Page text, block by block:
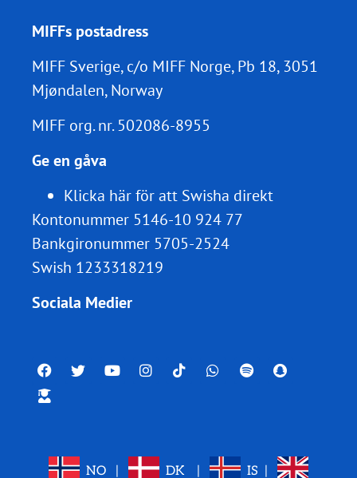
MIFFs postadress
MIFF Sverige, c/o MIFF Norge, Pb 18, 3051
Mjøndalen, Norway
MIFF org. nr.502086-8955
Ge en gåva
Klicka här för att Swisha direkt
Kontonummer 5146-10 924 77
Bankgironummer 5705-2524
Swish 1233318219
Sociala Medier
NO DK IS